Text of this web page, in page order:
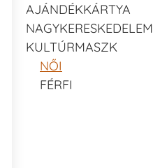
AJÁNDÉKKÁRTYA
NAGYKERESKEDELEM
KULTÚRMASZK
NŐI
FÉRFI